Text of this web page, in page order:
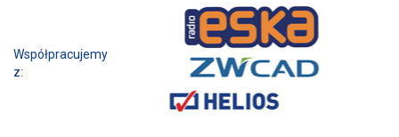
Współpracujemy z: